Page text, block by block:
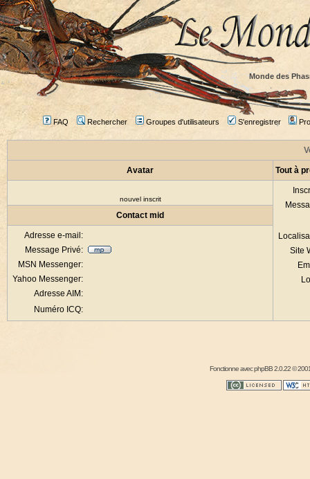
Monde des
FAQ Rechercher Groupes d'utilisateurs S'enregistrer
Avatar Tout à
nouvel inscrit
Site
Contact mid
Adresse e-mail:
Message Privé:
MSN Messenger:
Yahoo Messenger:
Adresse AIM:
Numéro ICQ:
Fonctionne avecphpBB2.0.22 ©